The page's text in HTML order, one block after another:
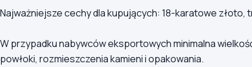
Najważniejsze cechy dla kupujących: 18-karatowe złoto,
W przypadku nabywców eksportowych minimalna
powłoki, rozmieszczenia kamieni i opakowania.